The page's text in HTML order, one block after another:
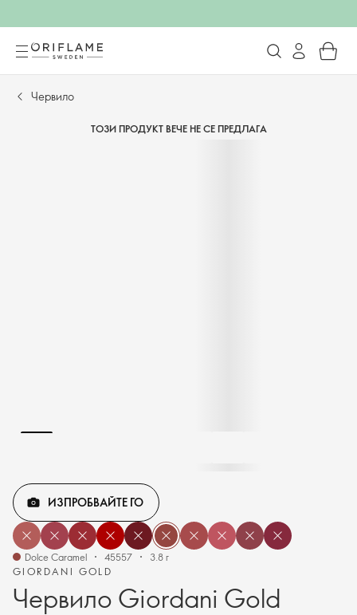
Червило
ТОЗИ ПРОДУКТ ВЕЧЕ НЕ СЕ ПРЕДЛАГА
GIORDANI GOLD
Червило Giordani Gold
ИЗПРОБВАЙТЕ ГО
Dolce Caramel 45557 3.8 г